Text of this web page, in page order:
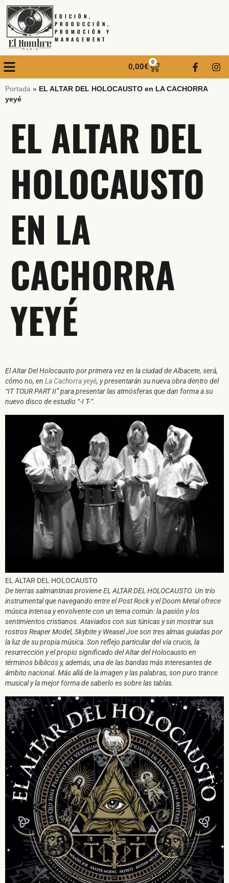
EDICIÓN,
PRODUCCIÓN,
PROMOCIÓN Y
MANAGEMENT
0,00€
0
Portada » EL ALTAR DEL HOLOCAUSTO en LA CACHORRA
yeyé
EL ALTAR DEL
HOLOCAUSTO
EN LA
CACHORRA
YEYÉ
El Altar Del Holocausto por primera vez en la ciudad de Albacete, será,
cómo no, en La Cachorra yeyé, y presentarán su nueva obra dentro del
“IT TOUR PART II” para presentar las atmósferas que dan forma a su
nuevo disco de estudio “-I T-“.
EL ALTAR DEL HOLOCAUSTO
De tierras salmantinas proviene EL ALTAR DEL HOLOCAUSTO. Un trío
instrumental que navegando entre el Post Rock y el Doom Metal ofrece
música intensa y envolvente con un tema común: la pasión y los
sentimientos cristianos. Ataviados con sus túnicas y sin mostrar sus
rostros Reaper Model, Skybite y Weasel Joe son tres almas guiadas por
la luz de su propia música. Son reflejo particular del vía crucis, la
resurrección y el propio significado del Altar del Holocausto en
términos bíblicos y, además, una de las bandas más interesantes de
ámbito nacional. Más allá de la imagen y las palabras, son puro trance
musical y la mejor forma de saberlo es sobre las tablas.
SUSCRÍBETE A NUESTRO BOLETÍN
He leído y acepto laPolítica de Privacidady laNota Legal
DARME DE ALTA